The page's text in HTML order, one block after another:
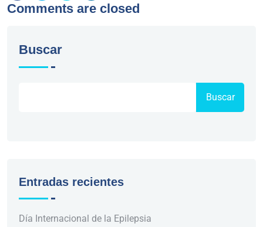
Comments are closed
Buscar
Buscar
Entradas recientes
Día Internacional de la Epilepsia